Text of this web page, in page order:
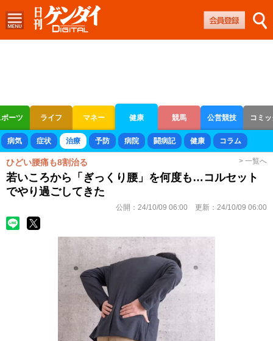
ーツ ライフ マネー 健康 競馬 公営競技 コミ
ボートレース 競輪 オートレース
病気 症状 治療 予防 病院 闘病記 健康 コラム
ひどい腰痛も8割治る > 一覧へ
若いころから「ぎっくり腰」を何度も…コルセット
でやり過ごしてきた
公開： 24/10/09 06:00 更新： 24/10/09 06:00